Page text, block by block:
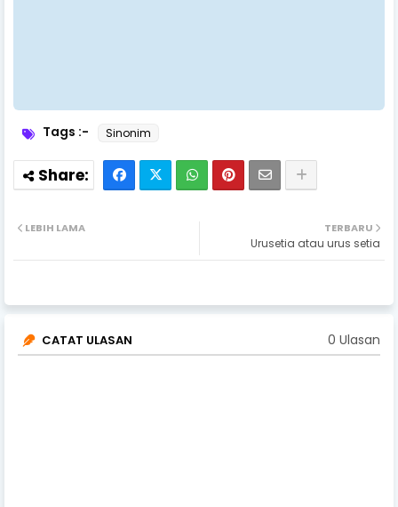
Tags :- Sinonim
TERBARU
Urusetia atau urus setia
LEBIH LAMA
CATAT ULASAN 0 Ulasan